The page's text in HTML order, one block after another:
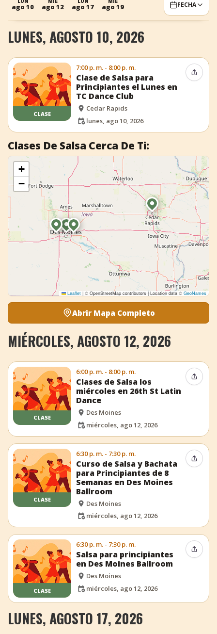
+ Añadir evento
ago 10 ago 12 ago 17 ago 19 FECHA
LUNES, AGOSTO 10, 2026
CLASE
7:00 p. m. - 8:00 p. m.
Clase de Salsa para
Principiantes el Lunes en
TC Dance Club
Cedar Rapids
lunes, ago 10, 2026
Clases De Salsa Cerca De Ti:
+
−
Leaflet | © OpenStreetMap contributors | Location data © GeoNames
Abrir Mapa Completo
MIÉRCOLES, AGOSTO 12, 2026
CLASE
6:00 p. m. - 8:00 p. m.
Clases de Salsa los
miércoles en 26th St Latin
Dance
Des Moines
miércoles, ago 12, 2026
CLASE
6:30 p. m. - 7:30 p. m.
Curso de Salsa y Bachata
para Principiantes de 8
Semanas en Des Moines
Ballroom
Des Moines
miércoles, ago 12, 2026
CLASE
6:30 p. m. - 7:30 p. m.
Salsa para principiantes
en Des Moines Ballroom
Des Moines
miércoles, ago 12, 2026
LUNES, AGOSTO 17, 2026